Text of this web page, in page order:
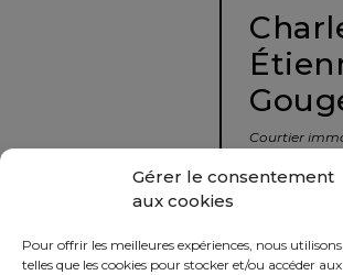
Gérer le consentement
aux cookies
Pour offrir les meilleures expériences, nous
telles que les cookies pour stocker et/ou accéder
immobilier
vers
Courtier
450